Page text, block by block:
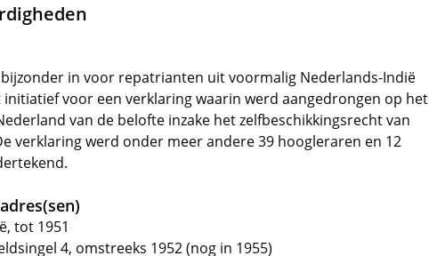
in voor repatrianten uit voormalig Nederlands-Indië
initiatief voor een verklaring waarin werd aangedrongen op het
van de belofte inzake het zelfbeschikkingsrecht van
verklaring werd onder meer andere 39 hoogleraren en 12
tot 1951
4, omstreeks 1952 (nog in 1955)